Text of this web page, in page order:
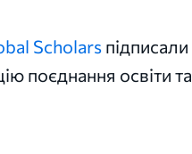
Scholars підписали
поєднання освіти та